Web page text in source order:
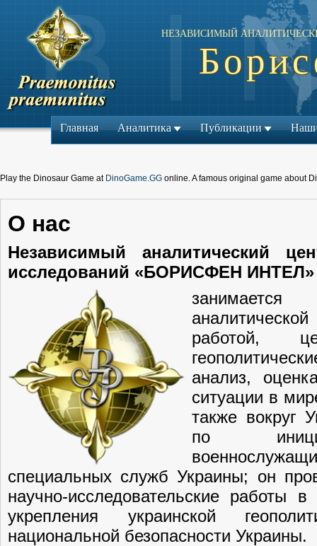
НЕЗАВИСИМЫЙ
Главная Аналитика Публикации
Play the Dinosaur Game at DinoGame.GG online. A famous original game about
О нас
Независимый аналитический
исследований «БОРИСФЕН ИНТЕЛ»
работой,
анализ,
ситуации в
также вокруг
по
специальных служб Украины; он
научно-исследовательские работы
укрепления украинской
национальной безопасности Украины.